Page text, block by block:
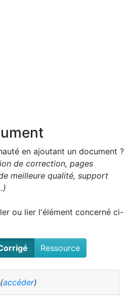
en ajoutant un document ?
de correction, pages
meilleure qualité, support
ou lier l'élément concerné ci-
Ressource
(accéder)